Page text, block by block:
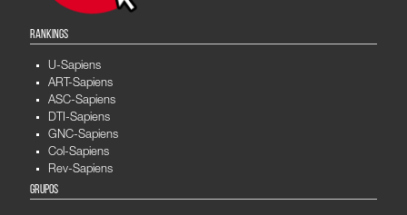
RANKINGS
U-Sapiens
ART-Sapiens
ASC-Sapiens
DTI-Sapiens
GNC-Sapiens
Col-Sapiens
Rev-Sapiens
GRUPOS